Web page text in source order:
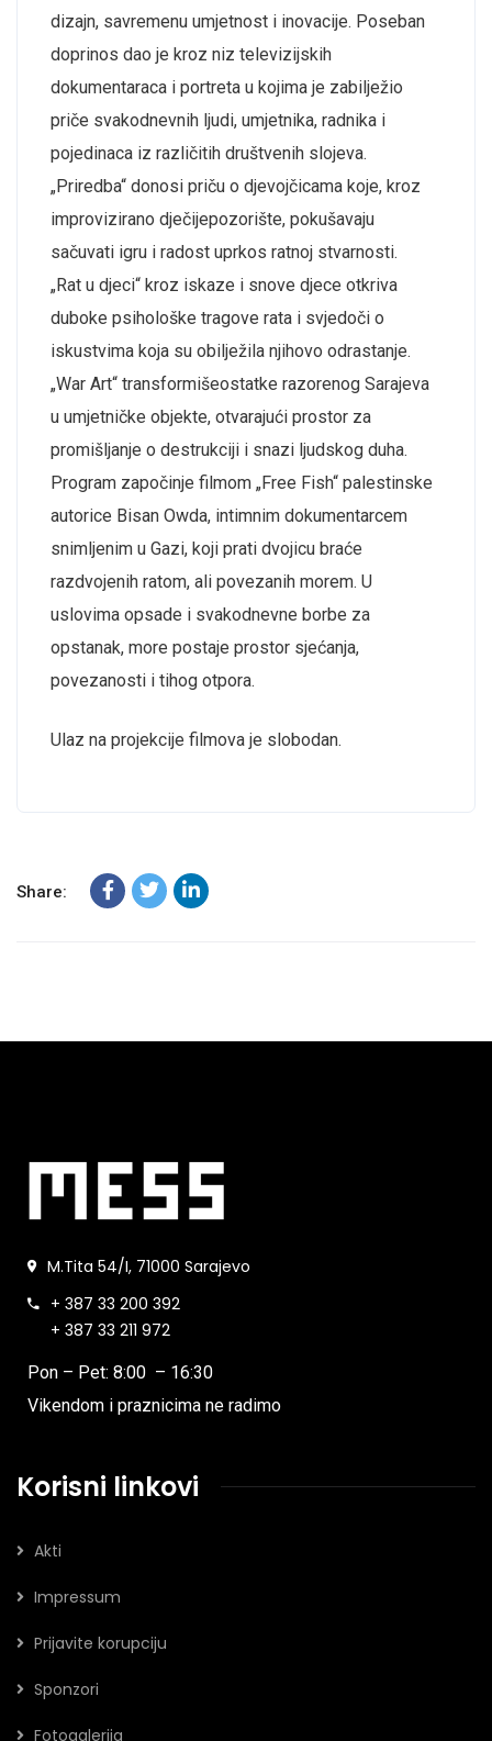
dizajn, savremenu umjetnost i inovacije. Poseban
doprinos dao je kroz niz televizijskih
dokumentaraca i portreta u kojima je zabilježio
priče svakodnevnih ljudi, umjetnika, radnika i
pojedinaca iz različitih društvenih slojeva.
„Priredba“ donosi priču o djevojčicama koje, kroz
improvizirano dječijepozorište, pokušavaju
sačuvati igru i radost uprkos ratnoj stvarnosti.
„Rat u djeci“ kroz iskaze i snove djece otkriva
duboke psihološke tragove rata i svjedoči o
iskustvima koja su obilježila njihovo odrastanje.
„War Art“ transformišeostatke razorenog Sarajeva
u umjetničke objekte, otvarajući prostor za
promišljanje o destrukciji i snazi ljudskog duha.
Program započinje filmom „Free Fish“ palestinske
autorice Bisan Owda, intimnim dokumentarcem
snimljenim u Gazi, koji prati dvojicu braće
razdvojenih ratom, ali povezanih morem. U
uslovima opsade i svakodnevne borbe za
opstanak, more postaje prostor sjećanja,
povezanosti i tihog otpora.
Ulaz na projekcije filmova je slobodan.
Share:
M.Tita 54/I, 71000 Sarajevo
+ 387 33 200 392
+ 387 33 211 972
Pon – Pet: 8:00 – 16:30
Vikendom i praznicima ne radimo
Korisni linkovi
Akti
Impressum
Prijavite korupciju
Sponzori
Fotogalerija